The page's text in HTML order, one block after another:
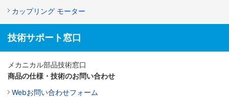
カップリング モーター
技術サポート窓口
メカニカル部品技術窓口
商品の仕様・技術のお問い合わせ
Webお問い合わせフォーム